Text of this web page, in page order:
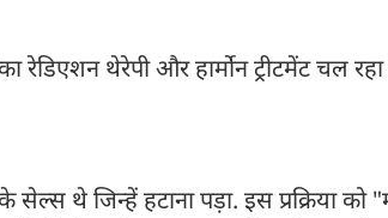
रेडिएशन थेरेपी और हार्मोन ट्रीटमेंट चल रहा
थे जिन्हें हटाना पड़ा. इस प्रक्रिया को